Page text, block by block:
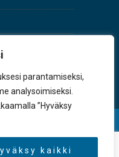
parantamiseksi,
analysoimiseksi.
”Hyväksy
kaikki